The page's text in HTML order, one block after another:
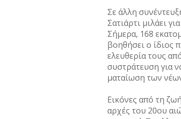
Σε άλλη
Σατιάρτι μιλάει
Σήμερα, 168
βοηθήσει ο ίδιος
ελευθερία τους
συστράτευση για
ματαίωση των
Εικόνες από τη
αρχές του 20ου